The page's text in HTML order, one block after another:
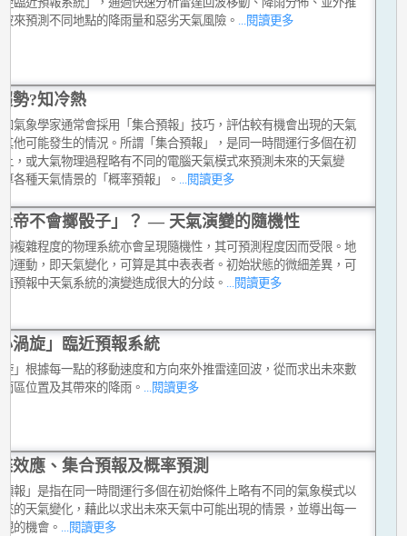
來預測不同地點的降雨量和惡劣天氣風險。 ...閱讀更多
勢?知冷熱
氣象學家通常會採用「集合預報」技巧，評估較有機會出現的天氣
他可能發生的情況。所謂「集合預報」，是同一時間運行多個在初
，或大氣物理過程略有不同的電腦天氣模式來預測未來的天氣變
各種天氣情景的「概率預報」。
...閱讀更多
帝不會擲骰子」？ — 天氣演變的隨機性
複雜程度的物理系統亦會呈現隨機性，其可預測程度因而受限。地
運動，即天氣變化，可算是其中表表者。初始狀態的微細差異，可
預報中天氣系統的演變造成很大的分歧。 ...閱讀更多
渦旋」臨近預報系統
」根據每一點的移動速度和方向來外推雷達回波，從而求出未來數
區位置及其帶來的降雨。
...閱讀更多
效應、集合預報及概率預測
報」是指在同一時間運行多個在初始條件上略有不同的氣象模式以
的天氣變化，藉此以求出未來天氣中可能出現的情景，並導出每一
的機會。 ...閱讀更多